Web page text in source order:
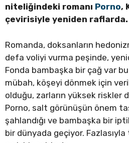
niteliğindeki romanı Porno,
çevirisiyle yeniden raflarda.
Romanda, doksanların
defa voliyi vurma peşinde,
Fonda bambaşka bir çağ var
mübah, köşeyi dönmek için
olduğu, zarların yüksek riskler
Porno, salt görünüşün önem
şahlandığı ve bambaşka bir
bir dünyada geçiyor. Fazlasıyla